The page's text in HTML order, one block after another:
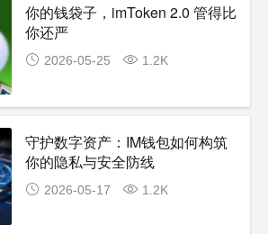
你的钱袋子，imToken 2.0 管得比
你还严
2026-05-25 1.2K
守护数字资产：IM钱包如何构筑
你的隐私与安全防线
2026-05-17 1.2K